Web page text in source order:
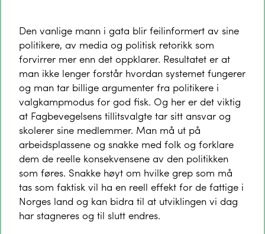
Den vanlige mann i gata blir feilinformert av sine
politikere, av media og politisk retorikk som
forvirrer mer enn det oppklarer. Resultatet er at
man ikke lenger forstår hvordan systemet fungerer
og man tar billige argumenter fra politikere i
valgkampmodus for god fisk. Og her er det viktig
at Fagbevegelsens tillitsvalgte tar sitt ansvar og
skolerer sine medlemmer. Man må ut på
arbeidsplassene og snakke med folk og forklare
dem de reelle konsekvensene av den politikken
som føres. Snakke høyt om hvilke grep som må
tas som faktisk vil ha en reell effekt for de fattige i
Norges land og kan bidra til at utviklingen vi dag
har stagneres og til slutt endres.